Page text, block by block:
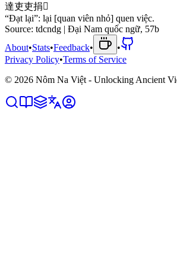
達吏吏捐󱮓
“Đạt lại”: lại [quan viên nhỏ] quen việc.
Source: tdcndg | Đại Nam quốc ngữ, 57b
About•Stats•Feedback•
•
Privacy Policy•Terms of Service
© 2026 Nôm Na Việt - Unlocking Ancient